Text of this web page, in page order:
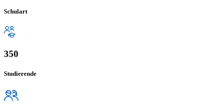
Schulart
350
Studierende